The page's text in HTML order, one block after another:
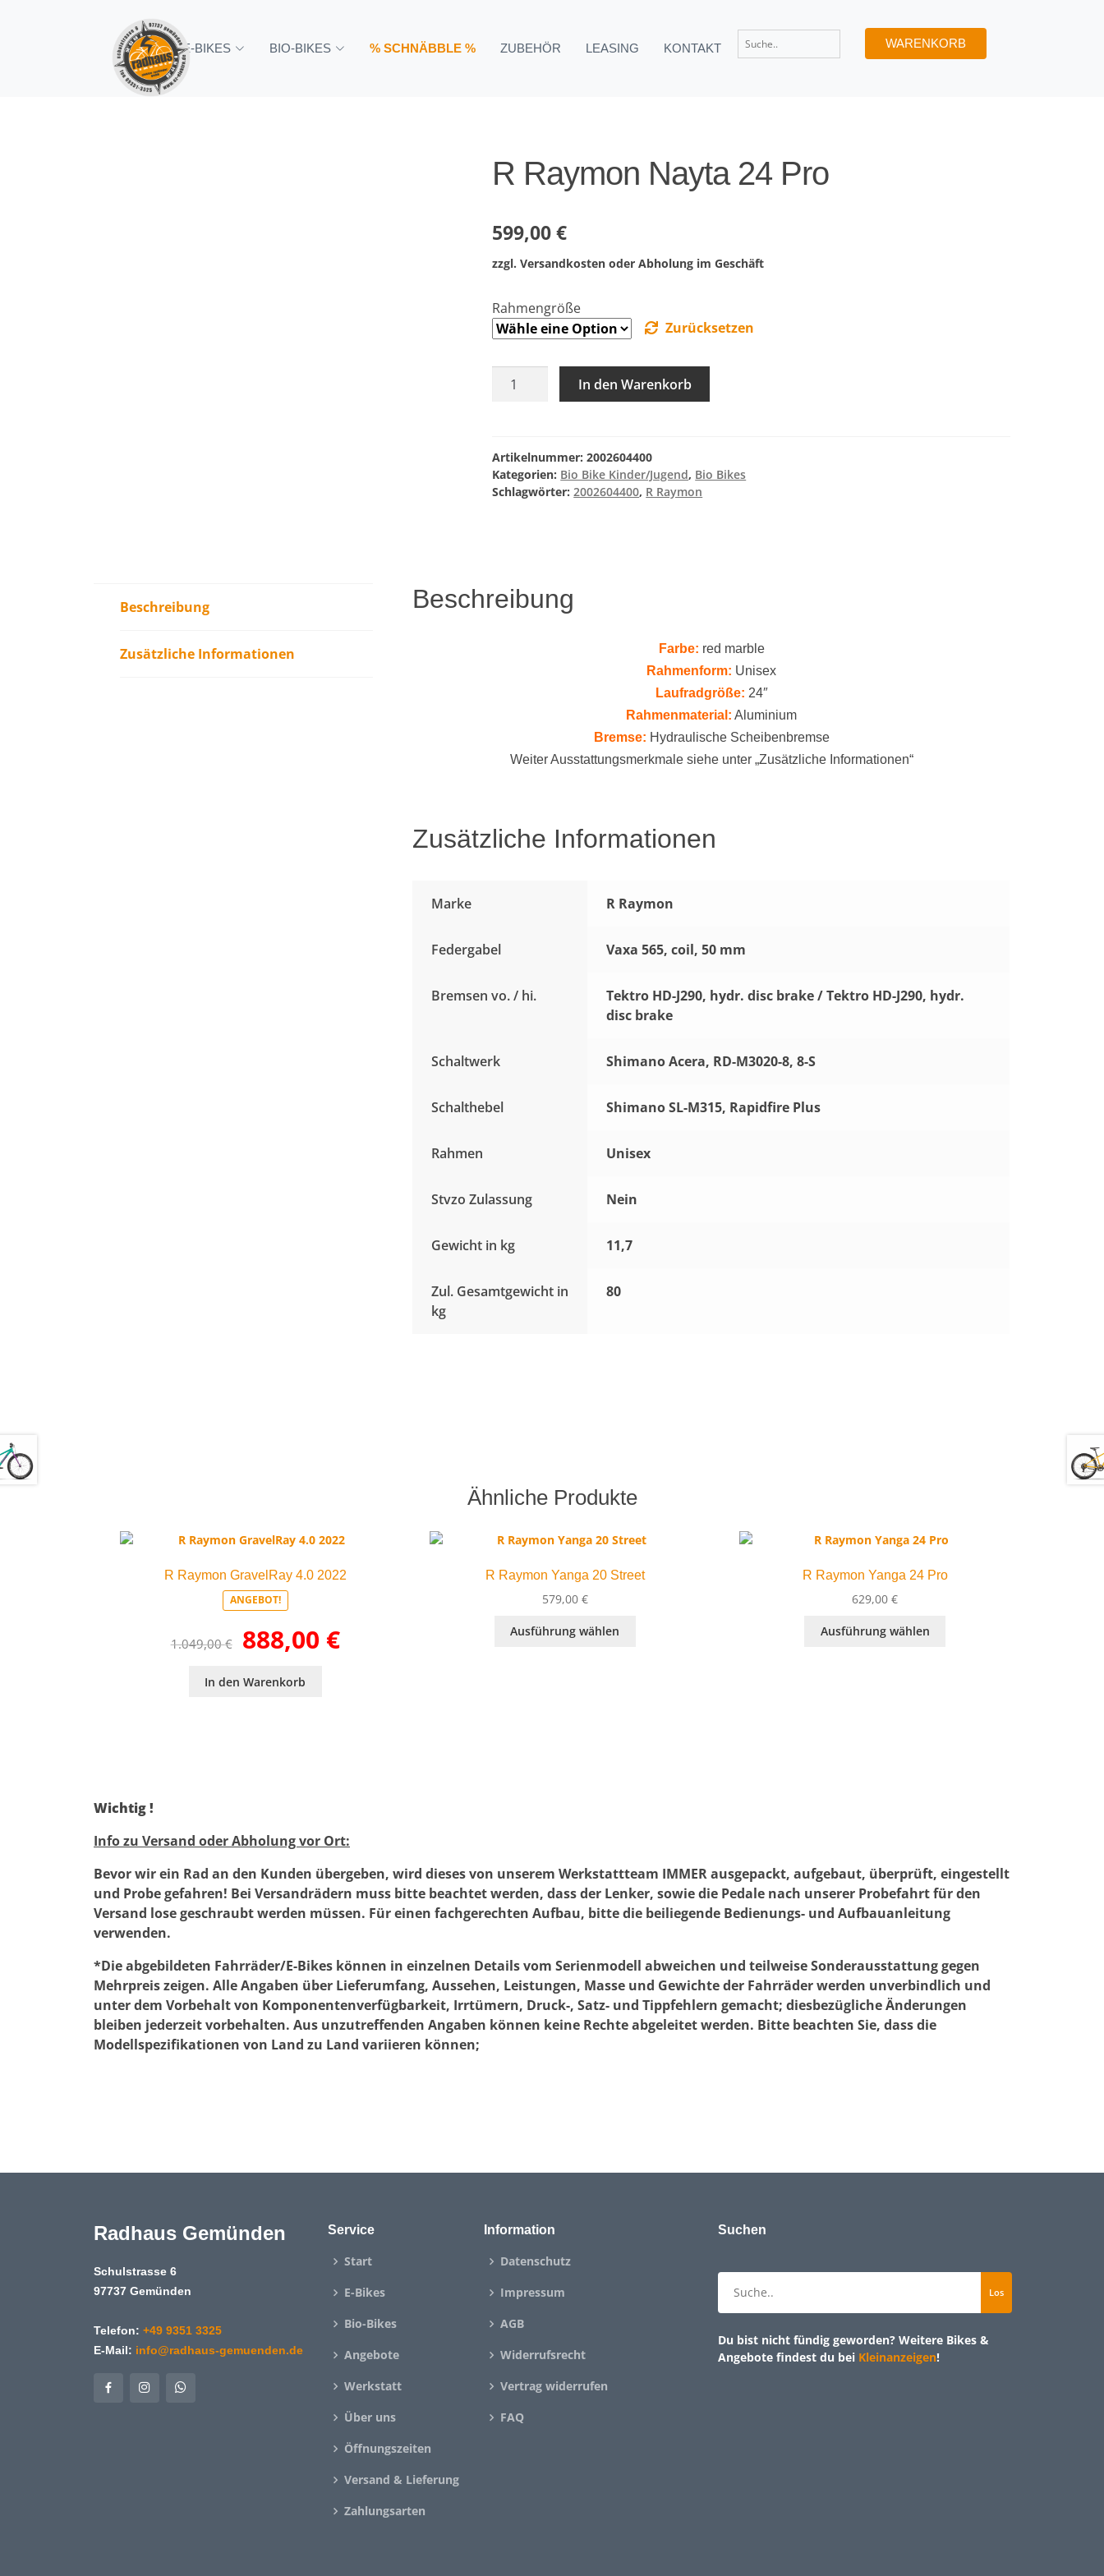
E-BIKES BIO-BIKES % SCHNÄBBLE % ZUBEHÖR LEASING KONTAKT WARENKORB
Startseite
R Raymon Nayta 24 Pro
599,00€
zzgl. Versandkosten oder Abholung im Geschäft
Rahmengröße
Zurücksetzen
Raymon
Pro
Menge
In den Warenkorb
Artikelnummer:2002604400
Kategorien: Bio Bike Kinder/Jugend, Bio Bikes
Schlagwörter:2002604400, R Raymon
Beschreibung
Zusätzliche Informationen
Beschreibung
Farbe: red marble
Rahmenform: Unisex
Laufradgröße: 24″
Rahmenmaterial: Aluminium
Bremse: Hydraulische Scheibenbremse
Weiter Ausstattungsmerkmale siehe unter „Zusätzliche Informationen“
Zusätzliche Informationen
Marke R Raymon
Federgabel Vaxa 565, coil, 50 mm
Bremsen vo. / hi.
Tektro HD-J290, hydr. disc brake / Tektro HD-J290, hydr.
disc brake
Schaltwerk Shimano Acera, RD-M3020-8, 8-S
Schalthebel Shimano SL-M315, Rapidfire Plus
Rahmen Unisex
Stvzo Zulassung Nein
Gewicht in kg 11,7
Zul. Gesamtgewicht in
kg
80
Ähnliche Produkte
R Raymon GravelRay 4.0 2022
ANGEBOT!
1.049,00€
Ursprünglicher
Preis
1.049,00 €
888,00 €Aktueller
In den Warenkorb
R Raymon Yanga 20 Street
579,00 €
Ausführung wählen
R Raymon Yanga 24 Pro
629,00€
Ausführung wählen
Wichtig !
Info zu Versand oder Abholung vor Ort:
Bevor wir ein Rad an den Kunden übergeben, wird dieses von unserem Werkstattteam IMMER ausgepackt, aufgebaut, überprüft, eingestellt
und Probe gefahren! Bei Versandrädern muss bitte beachtet werden, dass der Lenker, sowie die Pedale nach unserer Probefahrt für den
Versand lose geschraubt werden müssen. Für einen fachgerechten Aufbau, bitte die beiliegende Bedienungs- und Aufbauanleitung
verwenden.
*Die abgebildeten Fahrräder/E-Bikes können in einzelnen Details vom Serienmodell abweichen und teilweise Sonderausstattung gegen
Mehrpreis zeigen. Alle Angaben über Lieferumfang, Aussehen, Leistungen, Masse und Gewichte der Fahrräder werden unverbindlich und
unter dem Vorbehalt von Komponentenverfügbarkeit, Irrtümern, Druck-, Satz- und Tippfehlern gemacht; diesbezügliche Änderungen
bleiben jederzeit vorbehalten. Aus unzutreffenden Angaben können keine Rechte abgeleitet werden. Bitte beachten Sie, dass die
Modellspezifikationen von Land zu Land variieren können;
Radhaus Gemünden
Schulstrasse 6
97737 Gemünden
Telefon: +49 9351 3325
E-Mail: info@radhaus-gemuenden.de
Service
Start
E-Bikes
Bio-Bikes
Angebote
Werkstatt
Über uns
Öffnungszeiten
Versand & Lieferung
Zahlungsarten
Information
Datenschutz
Impressum
AGB
Widerrufsrecht
Vertrag widerrufen
FAQ
Suchen
Du bist nicht fündig geworden? Weitere Bikes &
Angebote findest du bei Kleinanzeigen!